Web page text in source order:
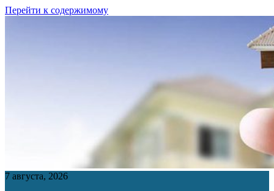
Перейти к содержимому
7 августа, 2026